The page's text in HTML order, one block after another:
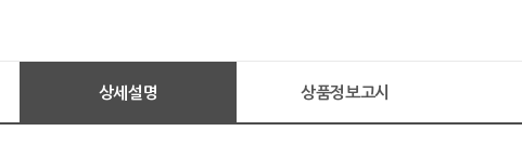
상세설명 상품정보고시